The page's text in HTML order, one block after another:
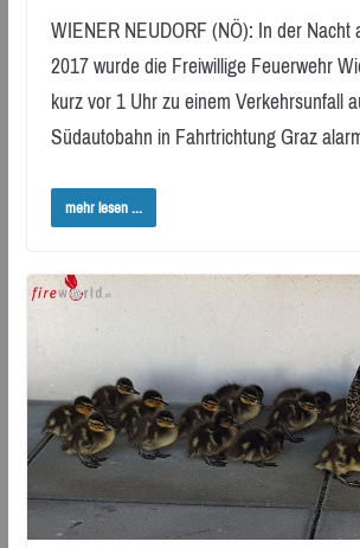
WIENER NEUDORF (NÖ): In der Nacht
2017 wurde die Freiwillige Feuerwehr
kurz vor 1 Uhr zu einem Verkehrsunfall
Südautobahn in Fahrtrichtung Graz
mehr lesen ...